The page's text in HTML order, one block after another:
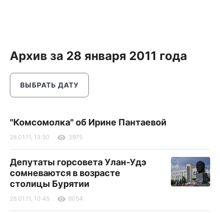
Архив за 28 января 2011 года
ВЫБРАТЬ ДАТУ
"Комсомолка" об Ирине Пантаевой
28.01.11, 13:50 3975
Депутаты горсовета Улан-Удэ
сомневаются в возрасте
столицы Бурятии
28.01.11, 10:45 6054